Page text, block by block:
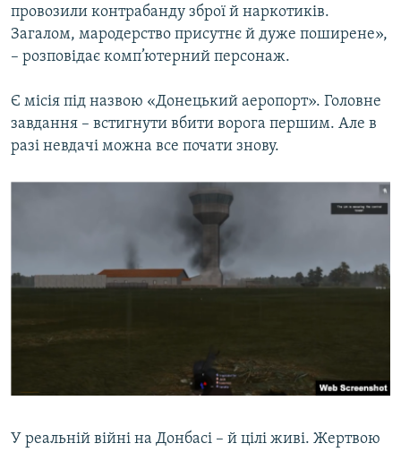
провозили контрабанду зброї й наркотиків.
Загалом, мародерство присутнє й дуже поширене»,
– розповідає комп’ютерний персонаж.
Є місія під назвою «Донецький аеропорт». Головне
завдання – встигнути вбити ворога першим. Але в
разі невдачі можна все почати знову.
У реальній війні на Донбасі – й цілі живі. Жертвою